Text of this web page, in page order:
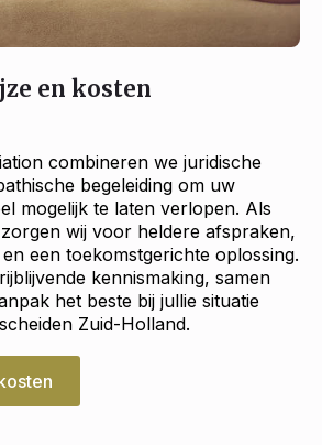
en kosten
combineren we juridische
begeleiding om uw
mogelijk te laten verlopen. Als
wij voor heldere afspraken,
een toekomstgerichte oplossing.
kennismaking, samen
het beste bij jullie situatie
Zuid-Holland.